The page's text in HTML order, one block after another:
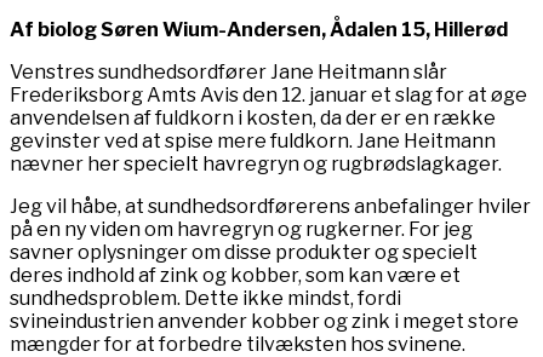
Af biolog Søren Wium-Andersen, Ådalen 15, Hillerød
Venstres sundhedsordfører Jane Heitmann slår
Frederiksborg Amts Avis den 12. januar et slag for at øge
anvendelsen af fuldkorn i kosten, da der er en række
gevinster ved at spise mere fuldkorn. Jane Heitmann
nævner her specielt havregryn og rugbrødslagkager.
Jeg vil håbe, at sundhedsordførerens anbefalinger hviler
på en ny viden om havregryn og rugkerner. For jeg
savner oplysninger om disse produkter og specielt
deres indhold af zink og kobber, som kan være et
sundhedsproblem. Dette ikke mindst, fordi
svineindustrien anvender kobber og zink i meget store
mængder for at forbedre tilvæksten hos svinene.